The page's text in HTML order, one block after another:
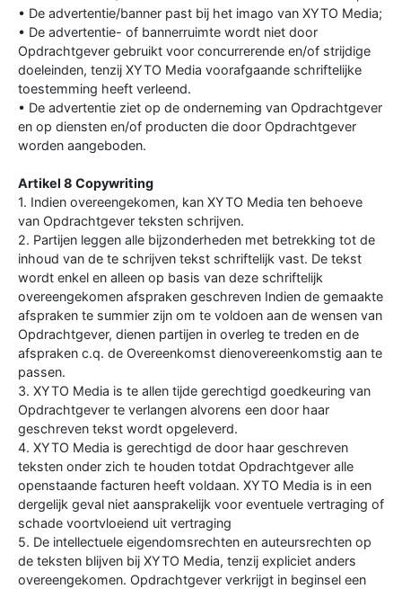
• De advertentie/banner past bij het imago van XYTO Media;
• De advertentie- of bannerruimte wordt niet door
Opdrachtgever gebruikt voor concurrerende en/of strijdige
doeleinden, tenzij XYTO Media voorafgaande schriftelijke
toestemming heeft verleend.
• De advertentie ziet op de onderneming van Opdrachtgever
en op diensten en/of producten die door Opdrachtgever
worden aangeboden.
Artikel 8 Copywriting
1. Indien overeengekomen, kan XYTO Media ten behoeve
van Opdrachtgever teksten schrijven.
2. Partijen leggen alle bijzonderheden met betrekking tot de
inhoud van de te schrijven tekst schriftelijk vast. De tekst
wordt enkel en alleen op basis van deze schriftelijk
overeengekomen afspraken geschreven Indien de gemaakte
afspraken te summier zijn om te voldoen aan de wensen van
Opdrachtgever, dienen partijen in overleg te treden en de
afspraken c.q. de Overeenkomst dienovereenkomstig aan te
passen.
3. XYTO Media is te allen tijde gerechtigd goedkeuring van
Opdrachtgever te verlangen alvorens een door haar
geschreven tekst wordt opgeleverd.
4. XYTO Media is gerechtigd de door haar geschreven
teksten onder zich te houden totdat Opdrachtgever alle
openstaande facturen heeft voldaan. XYTO Media is in een
dergelijk geval niet aansprakelijk voor eventuele vertraging of
schade voortvloeiend uit vertraging
5. De intellectuele eigendomsrechten en auteursrechten op
de teksten blijven bij XYTO Media, tenzij expliciet anders
overeengekomen. Opdrachtgever verkrijgt in beginsel een